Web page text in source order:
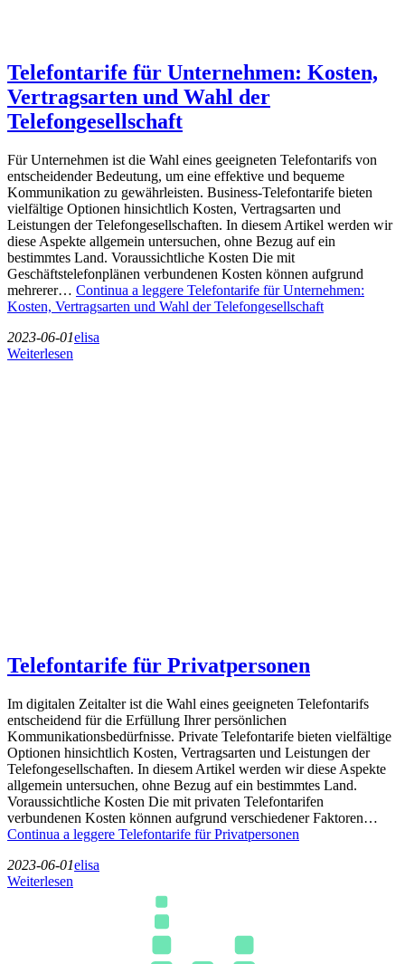
Telefontarife für Unternehmen: Kosten,
Vertragsarten und Wahl der
Telefongesellschaft
Für Unternehmen ist die Wahl eines geeigneten Telefontarifs von
entscheidender Bedeutung, um eine effektive und bequeme
Kommunikation zu gewährleisten. Business-Telefontarife bieten
vielfältige Optionen hinsichtlich Kosten, Vertragsarten und
Leistungen der Telefongesellschaften. In diesem Artikel werden wir
diese Aspekte allgemein untersuchen, ohne Bezug auf ein
bestimmtes Land. Voraussichtliche Kosten Die mit
Geschäftstelefonplänen verbundenen Kosten können aufgrund
mehrerer… Continua a leggere Telefontarife für Unternehmen:
Kosten, Vertragsarten und Wahl der Telefongesellschaft
2023-06-01elisa
Weiterlesen
Telefontarife für Privatpersonen
Im digitalen Zeitalter ist die Wahl eines geeigneten Telefontarifs
entscheidend für die Erfüllung Ihrer persönlichen
Kommunikationsbedürfnisse. Private Telefontarife bieten vielfältige
Optionen hinsichtlich Kosten, Vertragsarten und Leistungen der
Telefongesellschaften. In diesem Artikel werden wir diese Aspekte
allgemein untersuchen, ohne Bezug auf ein bestimmtes Land.
Voraussichtliche Kosten Die mit privaten Telefontarifen
verbundenen Kosten können aufgrund verschiedener Faktoren…
Continua a leggere Telefontarife für Privatpersonen
2023-06-01elisa
Weiterlesen